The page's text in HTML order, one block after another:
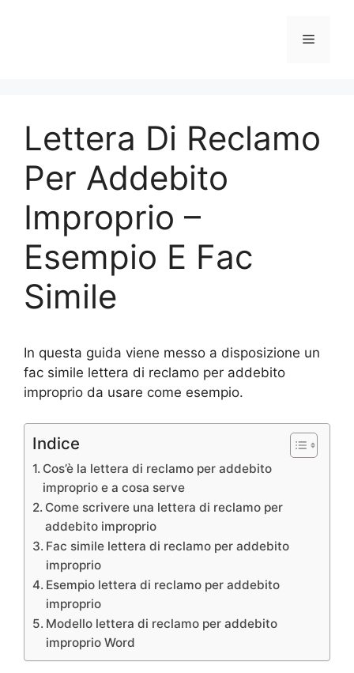
Menu
Lettera Di Reclamo
Per Addebito
Improprio –
Esempio E Fac
Simile
In questa guida viene messo a disposizione un
fac simile lettera di reclamo per addebito
improprio da usare come esempio.
Indice
Cos’è la lettera di reclamo per addebito
improprio e a cosa serve
Come scrivere una lettera di reclamo per
addebito improprio
Fac simile lettera di reclamo per addebito
improprio
Esempio lettera di reclamo per addebito
improprio
Modello lettera di reclamo per addebito
improprio Word